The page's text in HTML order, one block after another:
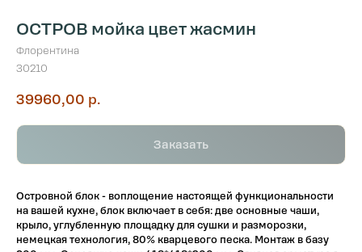
ОСТРОВ мойка цвет жасмин
Флорентина
30210
39960,00 р.
Заказать
Островной блок - воплощение настоящей функциональности
на вашей кухне, блок включает в себя: две основные чаши,
крыло, углубленную площадку для сушки и разморозки,
немецкая технология, 80% кварцевого песка. Монтаж в базу